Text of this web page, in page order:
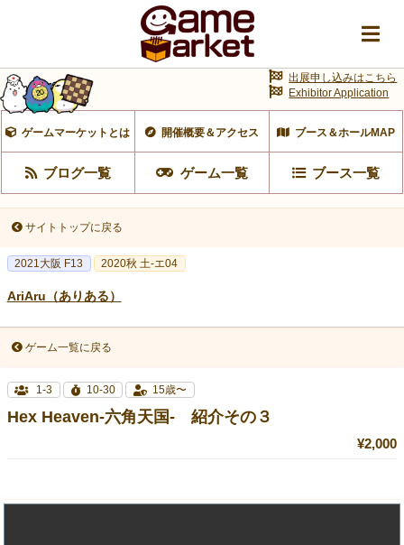
ゲームマーケットとは 開催概要＆アクセス ブース＆ホールMAP
ブログ一覧 ゲーム一覧 ブース一覧
出展申し込みはこちら
Exhibitor Application
サイトトップに戻る
2021大阪 F13 2020秋 土-エ04
AriAru（ありある）
ゲーム一覧に戻る
1-3 10-30 15歳〜
Hex Heaven-六角天国- 紹介その３
¥2,000